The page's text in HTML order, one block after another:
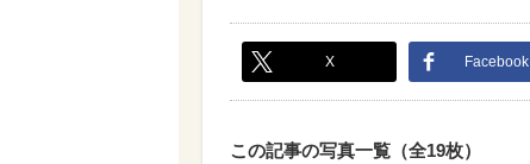
X Facebook
この記事の写真一覧（全19枚）